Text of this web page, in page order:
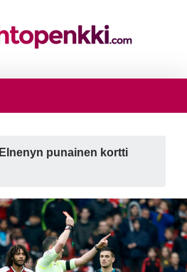
Elnenyn punainen kortti